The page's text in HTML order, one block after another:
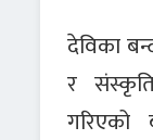
देविका
र
गरिएको